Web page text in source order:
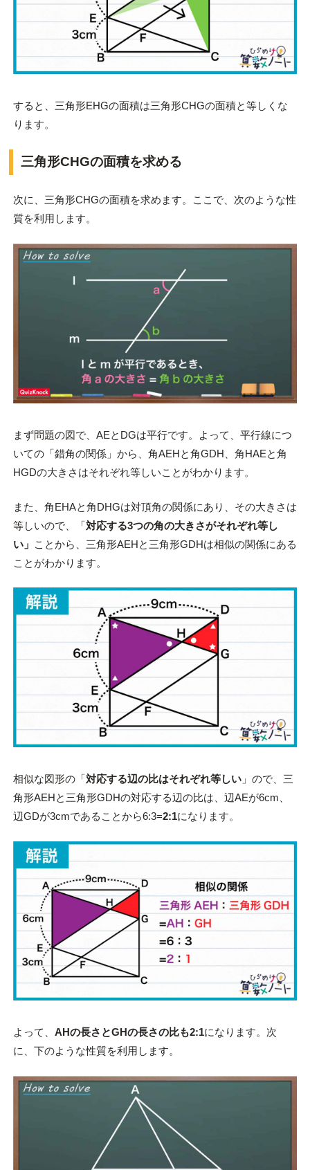
すると、三角形EHGの面積は三角形CHGの面積と等しくな
ります。
三角形CHGの面積を求める
次に、三角形CHGの面積を求めます。ここで、次のような性
質を利用します。
まず問題の図で、AEとDGは平行です。よって、平行線につ
いての「錯角の関係」から、角AEHと角GDH、角HAEと角
HGDの大きさはそれぞれ等しいことがわかります。
また、角EHAと角DHGは対頂角の関係にあり、その大きさは
等しいので、「対応する3つの角の大きさがそれぞれ等し
い」 ことから、三角形AEHと三角形GDHは相似の関係にある
ことがわかります。
相似な図形の「対応する辺の比はそれぞれ等しい」ので、三
角形AEHと三角形GDHの対応する辺の比は、辺AEが6cm、
辺GDが3cmであることから6:3=2:1になります。
よって、 AHの長さとGHの長さの比も2:1になります。次
に、下のような性質を利用します。